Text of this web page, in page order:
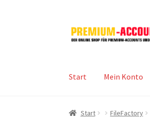
Zur
Navigation
Zum
Inhalt
Start Mein Konto
Start FileFactory